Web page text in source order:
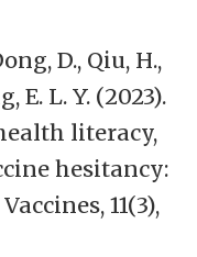
D., Qiu, H.,
E. L. Y. (2023).
literacy,
hesitancy:
11(3),